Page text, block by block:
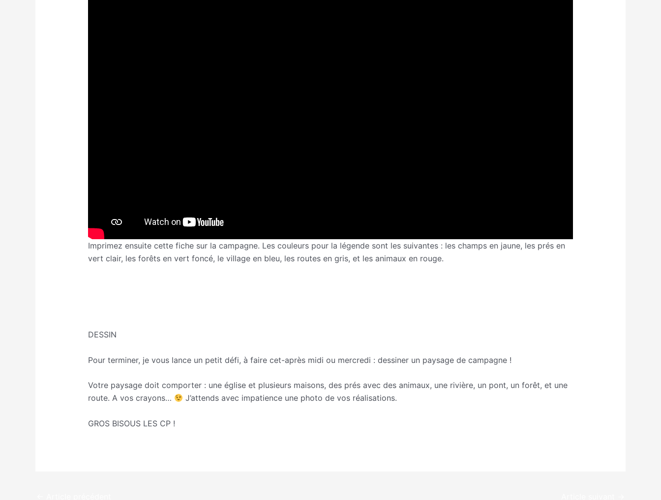
Imprimez ensuite cette fiche sur la campagne. Les couleurs pour la légende sont les suivantes : les champs en jaune, les prés en
vert clair, les forêts en vert foncé, le village en bleu, les routes en gris, et les animaux en rouge.
DESSIN
Pour terminer, je vous lance un petit défi, à faire cet-après midi ou mercredi : dessiner un paysage de campagne !
Votre paysage doit comporter : une église et plusieurs maisons, des prés avec des animaux, une rivière, un pont, un forêt, et une
route. A vos crayons…
J’attends avec impatience une photo de vos réalisations.
GROS BISOUS LES CP !